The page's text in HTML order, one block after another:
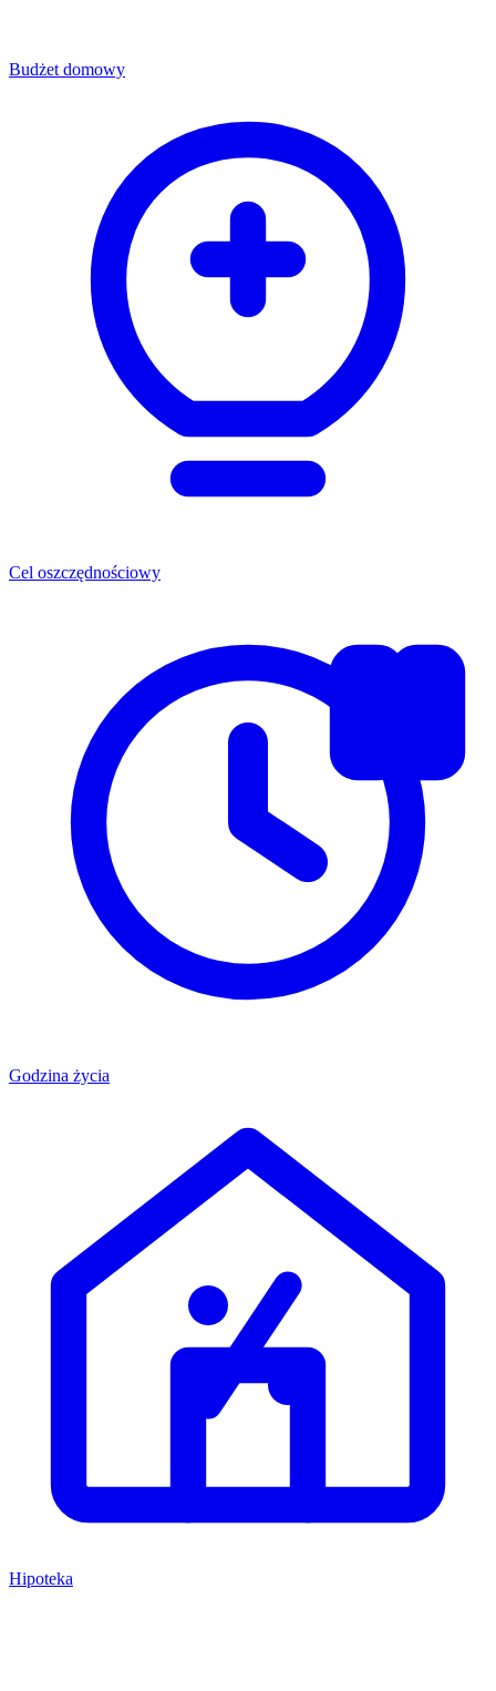
Budżet domowy
Cel oszczędnościowy
Godzina życia
Hipoteka